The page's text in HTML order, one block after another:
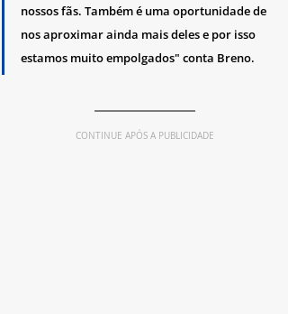
nossos fãs. Também é uma oportunidade de
nos aproximar ainda mais deles e por isso
estamos muito empolgados" conta Breno.
CONTINUE APÓS A PUBLICIDADE